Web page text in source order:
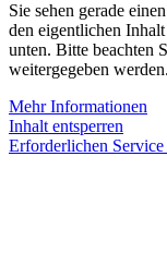
Sie sehen gerade
den eigentlichen
unten. Bitte beachten
weitergegeben werden.
Mehr Informationen
Inhalt entsperren
Erforderlichen Service